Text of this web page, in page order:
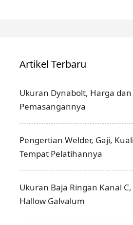
Artikel Terbaru
Ukuran Dynabolt, Harga dan
Pemasangannya
Pengertian Welder, Gaji,
Tempat Pelatihannya
Ukuran Baja Ringan Kanal
Hallow Galvalum